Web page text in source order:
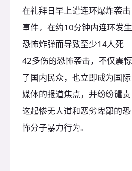
在礼拜日早上遭连环爆炸袭击
事件，在约10分钟内连环发生
恐怖炸弹而导致至少14人死
42多伤的恐怖袭击，不仅震惊
了国内民众，也立即成为国际
媒体的报道焦点，并纷纷谴责
这起惨无人道和恶劣卑鄙的恐
怖分子暴力行为。